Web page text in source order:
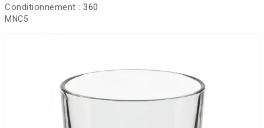
Conditionnement : 360
MNC5